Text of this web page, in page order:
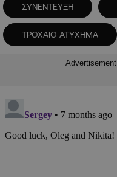
ΣΥΝΕΝΤΕΥΞΗ
ΤΡΟΧΑΙΟ ΑΤΥΧΗΜΑ
Advertisement